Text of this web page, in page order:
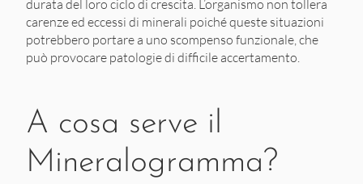
durata del loro ciclo di crescita. L’organismo non tollera
carenze ed eccessi di minerali poiché queste situazioni
potrebbero portare a uno scompenso funzionale, che
può provocare patologie di difficile accertamento.
A cosa serve il
Mineralogramma?